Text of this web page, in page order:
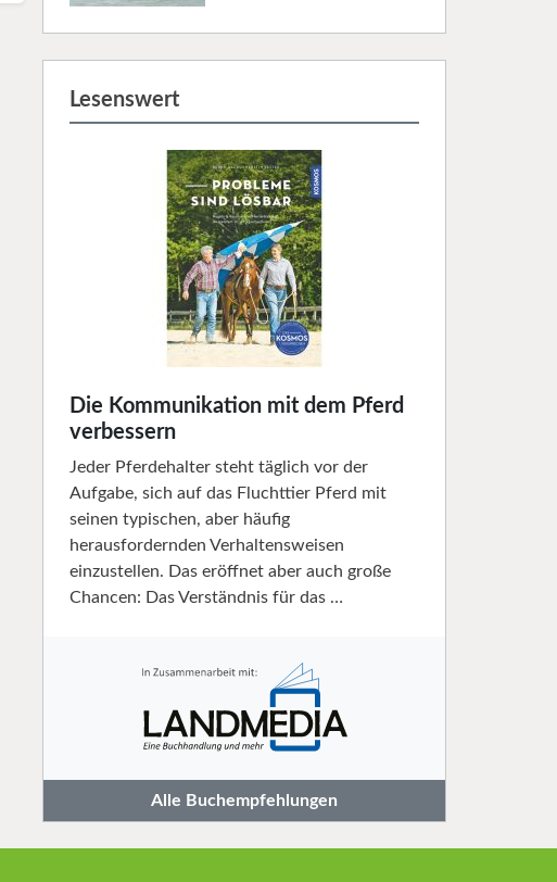
Lesenswert
Die Kommunikation mit dem Pferd
verbessern
Jeder Pferdehalter steht täglich vor der
Aufgabe, sich auf das Fluchttier Pferd mit
seinen typischen, aber häufig
herausfordernden Verhaltensweisen
einzustellen. Das eröffnet aber auch große
Chancen: Das Verständnis für das …
Alle Buchempfehlungen